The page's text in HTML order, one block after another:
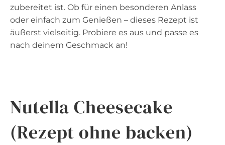
zubereitet ist. Ob für einen besonderen Anlass
oder einfach zum Genießen – dieses Rezept ist
äußerst vielseitig. Probiere es aus und passe es
nach deinem Geschmack an!
Nutella Cheesecake
(Rezept ohne backen)